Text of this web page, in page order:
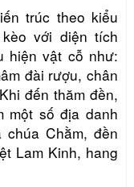
trúc theo kiểu
với diện tích
hiện vật cỗ như:
đài rượu, chân
đến thăm đền,
một số địa danh
Chằm, đền
Lam Kinh, hang